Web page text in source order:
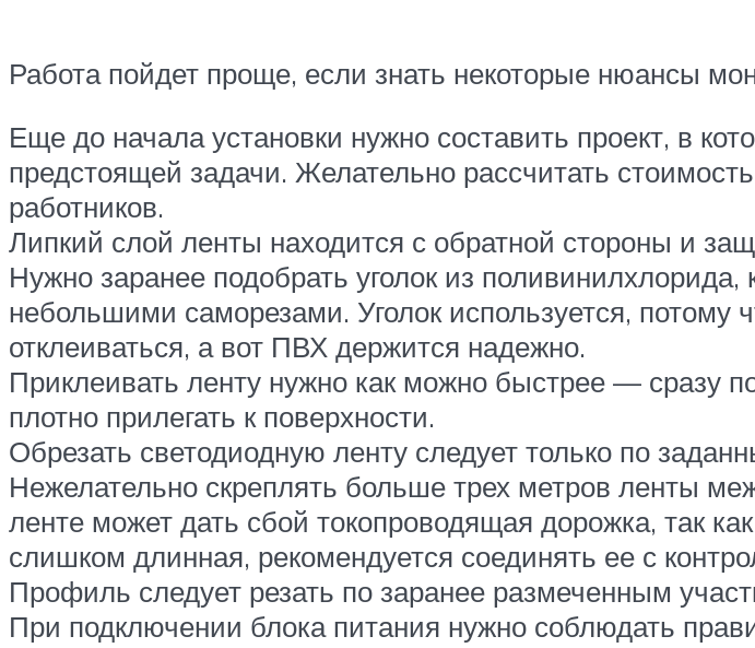
Работа пойдет проще, если знать некоторые нюансы
Еще до начала установки нужно составить проект, в
предстоящей задачи. Желательно рассчитать
работников.
Липкий слой ленты находится с обратной стороны и
Нужно заранее подобрать уголок из
небольшими саморезами. Уголок используется, потому
отклеиваться, а вот ПВХ держится надежно.
Приклеивать ленту нужно как можно быстрее — сразу
плотно прилегать к поверхности.
Обрезать светодиодную ленту следует только по
Нежелательно скреплять больше трех метров ленты
ленте может дать сбой токопроводящая дорожка, так
слишком длинная, рекомендуется соединять ее с
Профиль следует резать по заранее размеченным
При подключении блока питания нужно соблюдать